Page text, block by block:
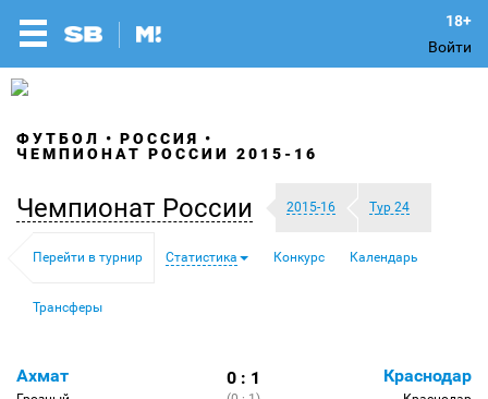
Войти
ФУТБОЛ
РОССИЯ
ЧЕМПИОНАТ РОССИИ 2015-16
Чемпионат России 2015-16 Тур 24
Перейти в турнир Статистика Конкурс Календарь
Трансферы
Ахмат 0 : 1 Краснодар